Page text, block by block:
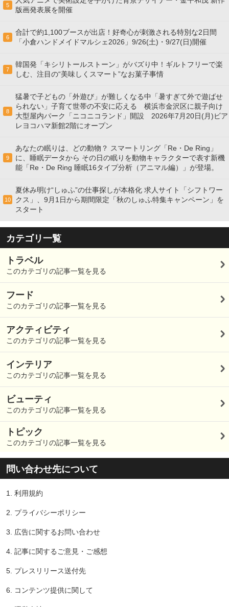
5
版画発表展を開催
6
合計で約1,100ブースが出店！好奇心が刺激される特別な2日間
「小倉ハンドメイドマルシェ2026」9/26(土)・9/27(日)開催
7
韓国発「キシリトールストーン」がバズり中！ギルトフリーで楽
しむ、注目の“美味しくスマート”なお菓子事情
8
猛暑で子どもの「外遊び」が難しくなる中「暑すぎて外で遊ばせ
られない」子育て世帯の不安に応える 横浜市金沢区に親子向け
大型屋内パーク「ニコニコランド」開設 2026年7月20日(月)ビア
レヨコハマ新館2階にオープン
9
あなたの眠りは、どの動物？ スマートリング「Re・De Ring」
に、睡眠データから その日の眠りを動物キャラクターで表す新機
能「Re・De Ring 睡眠16タイプ分析（アニマル編）」が登場。
10
夏休み明け“しゅふ”の仕事探しが本格化 求人サイト「シフトワー
クス」、9月1日から期間限定「秋のしゅふ特集キャンペーン」を
スタート
カテゴリ一覧
トラベル
このカテゴリの記事一覧を見る
フード
このカテゴリの記事一覧を見る
アクティビティ
このカテゴリの記事一覧を見る
インテリア
このカテゴリの記事一覧を見る
ビューティ
このカテゴリの記事一覧を見る
トピック
このカテゴリの記事一覧を見る
問い合わせ先について
1. 利用規約
2. プライバシーポリシー
3. 広告に関するお問い合わせ
4. 記事に関するご意見・ご感想
5. プレスリリース送付先
6. コンテンツ提供に関して